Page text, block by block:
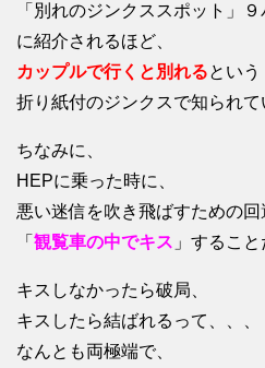
「別れのジンクススポット」
に紹介されるほど、
カップルで行くと別れるという
折り紙付のジンクスで知られて
ちなみに、
HEPに乗った時に、
悪い迷信を吹き飛ばすための回
「 観覧車の中でキス 」すること
キスしなかったら破局、
キスしたら結ばれるって、、、
なんとも両極端で、